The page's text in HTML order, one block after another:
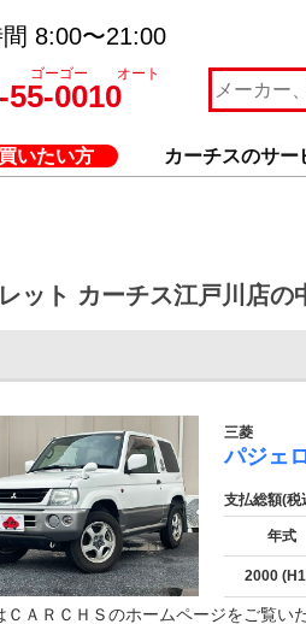
8:00〜21:00
ゴーゴー オート
55-0010
買いたい方 カーチスのサー
ット カーチス江戸川店の
三菱
パジェ
支払総額(税
年式
2000
ＣＡＲＣＨＳのホームページをご覧い